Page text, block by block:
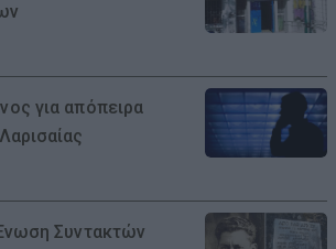
για απόπειρα
Συντακτών